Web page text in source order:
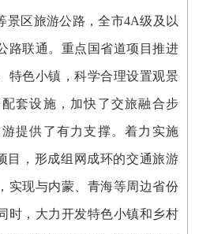
景区旅游公路，全市4A级及以
路联通。重点国省道项目推进
特色小镇，科学合理设置观景
套设施，加快了交旅融合步
提供了有力支撑。着力实施
目，形成组网成环的交通旅游
实现与内蒙、青海等周边省份
时，大力开发特色小镇和乡村